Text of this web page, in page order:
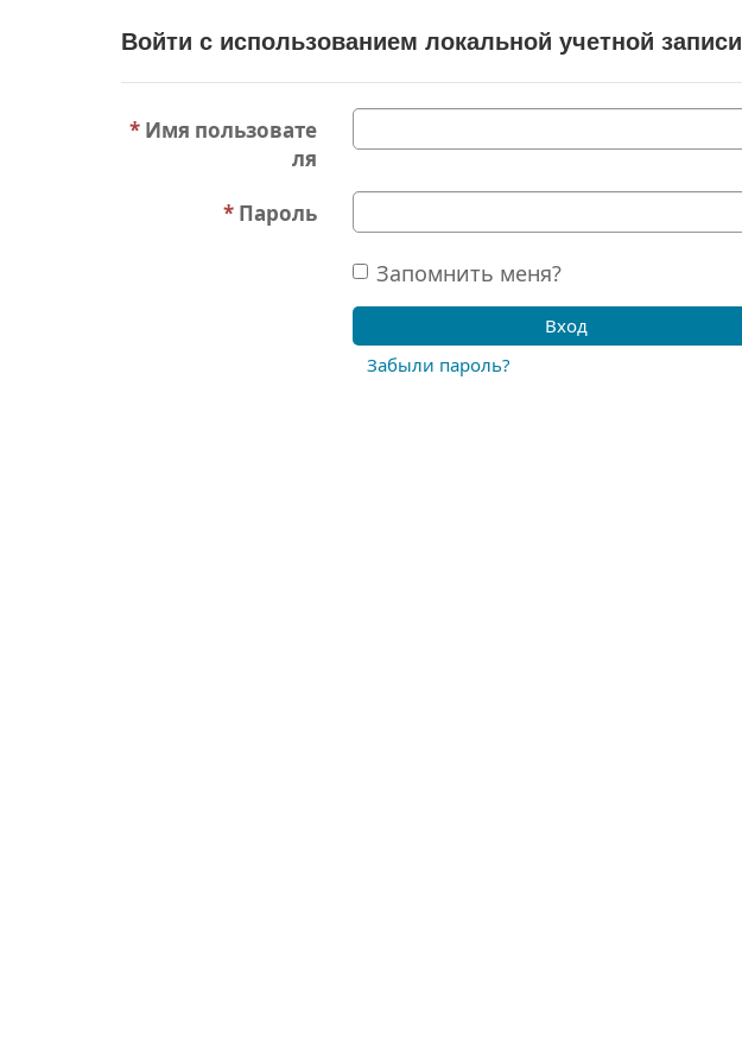
Войти с использованием локальной учетной записи
Имя пользовате
ля
Пароль
Запомнить меня?
Вход
Забыли пароль?